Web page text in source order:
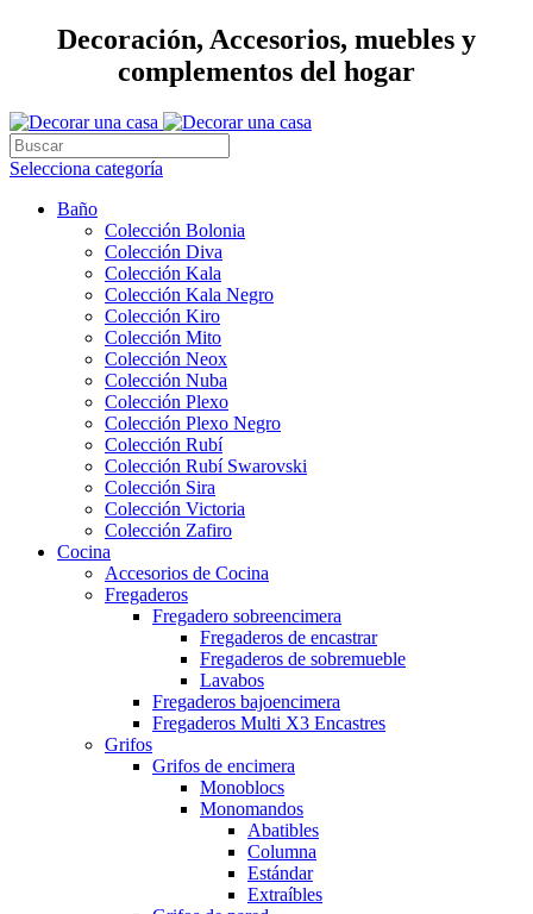
Decoración, Accesorios, muebles y
complementos del hogar
Selecciona categoría
Baño
Colección Bolonia
Colección Diva
Colección Kala
Colección Kala Negro
Colección Kiro
Colección Mito
Colección Neox
Colección Nuba
Colección Plexo
Colección Plexo Negro
Colección Rubí
Colección Rubí Swarovski
Colección Sira
Colección Victoria
Colección Zafiro
Cocina
Accesorios de Cocina
Fregaderos
Fregadero sobreencimera
Fregaderos de encastrar
Fregaderos de sobremueble
Lavabos
Fregaderos bajoencimera
Fregaderos Multi X3 Encastres
Grifos
Grifos de encimera
Monoblocs
Monomandos
Abatibles
Columna
Estándar
Extraíbles